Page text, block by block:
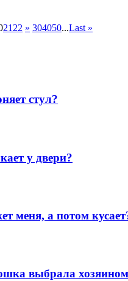
21 22 » 304050...Last »
стул?
у двери?
меня, а потом
выбрала